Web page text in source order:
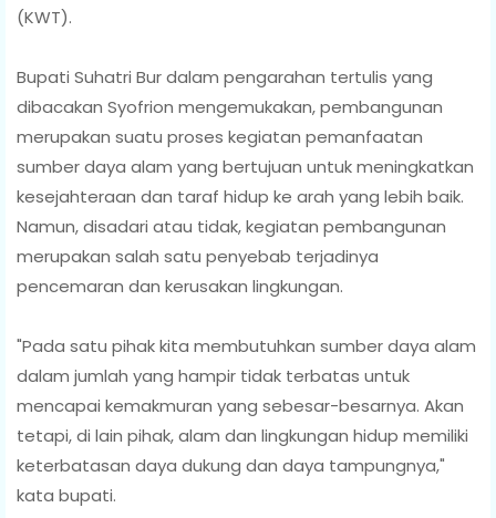
(KWT).
Bupati Suhatri Bur dalam pengarahan tertulis yang
dibacakan Syofrion mengemukakan, pembangunan
merupakan suatu proses kegiatan pemanfaatan
sumber daya alam yang bertujuan untuk meningkatkan
kesejahteraan dan taraf hidup ke arah yang lebih baik.
Namun, disadari atau tidak, kegiatan pembangunan
merupakan salah satu penyebab terjadinya
pencemaran dan kerusakan lingkungan.
"Pada satu pihak kita membutuhkan sumber daya alam
dalam jumlah yang hampir tidak terbatas untuk
mencapai kemakmuran yang sebesar-besarnya. Akan
tetapi, di lain pihak, alam dan lingkungan hidup memiliki
keterbatasan daya dukung dan daya tampungnya,"
kata bupati.